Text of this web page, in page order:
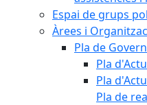
Espai de grups
Àrees i
Pla de
Pla
Pla
Pla de